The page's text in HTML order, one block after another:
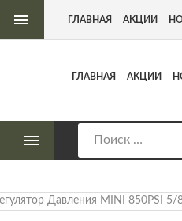
оружия
ГЛАВНАЯ АКЦИИ
ГЛАВНАЯ АКЦИИ
Давления MINI 850PSI 5/